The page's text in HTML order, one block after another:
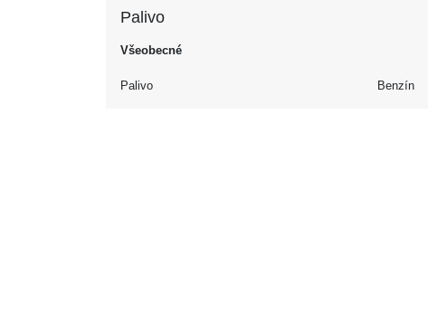
Palivo
Všeobecné
Palivo Benzín